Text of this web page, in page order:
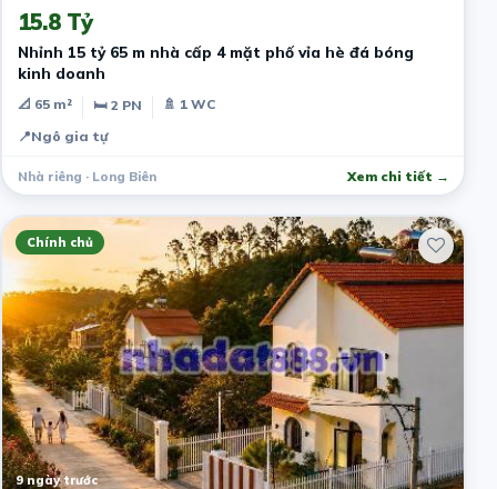
15.8 Tỷ
Nhỉnh 15 tỷ 65 m nhà cấp 4 mặt phố vỉa hè đá bóng
kinh doanh
📐 65 m² 🛏 2 PN
🚿 1 WC
📍Ngô gia tự
Nhà riêng · Long Biên Xem chi tiết →
Chính chủ
9 ngày trước